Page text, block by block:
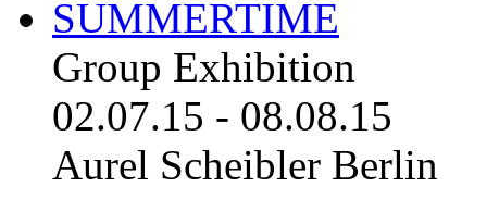
SUMMERTIME
Group Exhibition
02.07.15 - 08.08.15
Aurel Scheibler Berlin